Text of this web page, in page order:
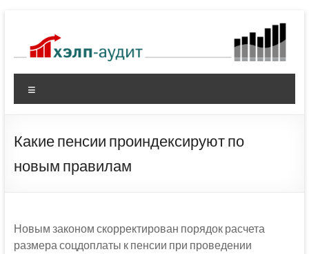
содержимому
Какие пенсии проиндексируют по
новым правилам
Новым законом скорректирован порядок расчета
размера соцдоплаты к пенсии при проведении